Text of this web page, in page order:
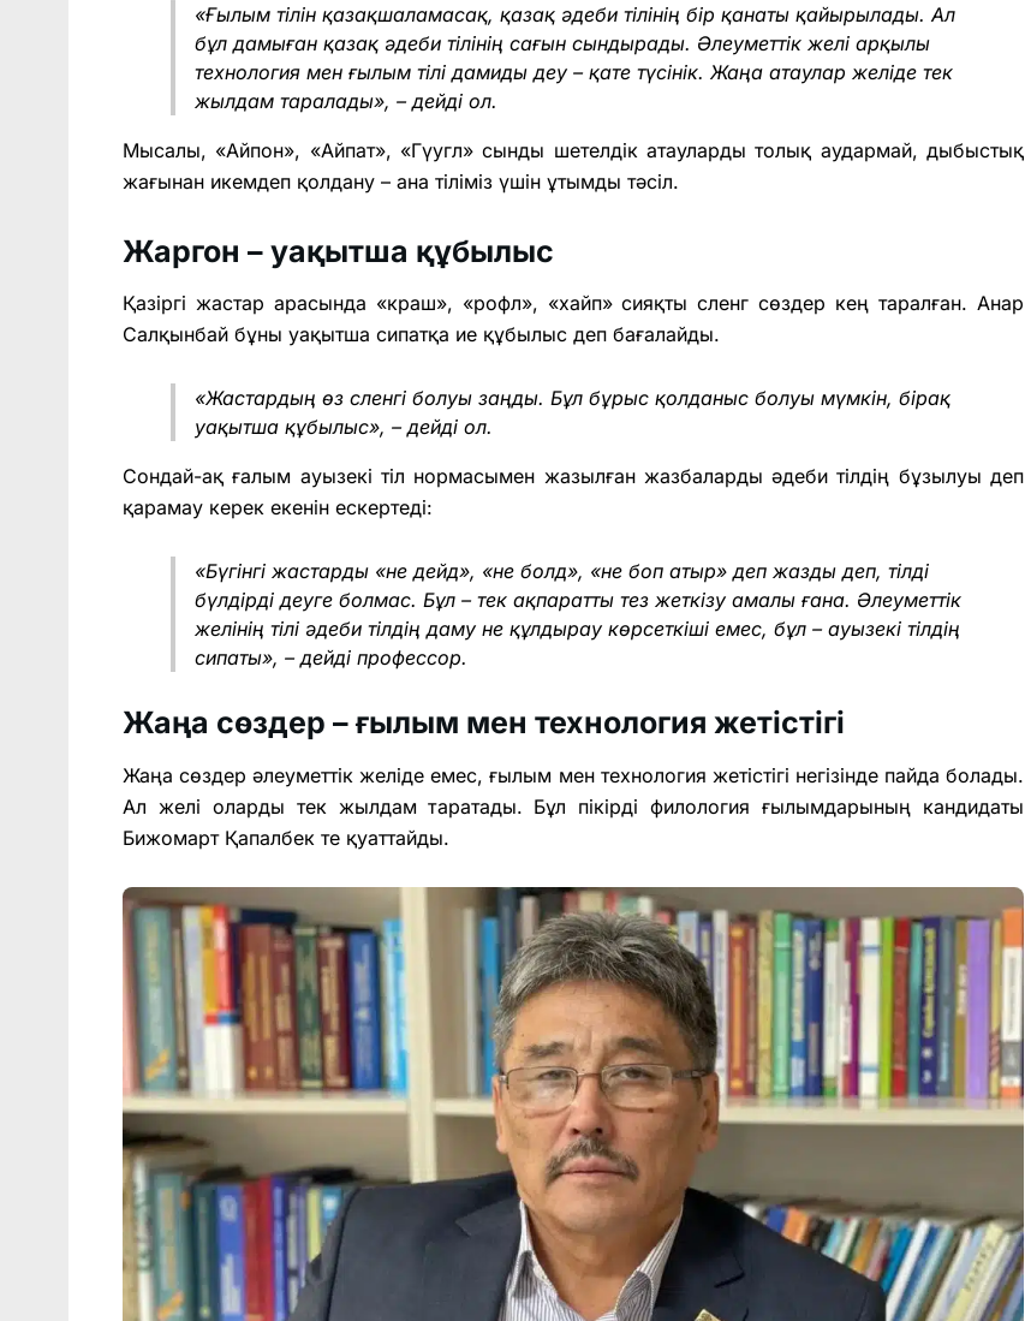
«Ғылым тілін қазақшаламасақ, қазақ әдеби тілінің бір қанаты қайырылады. Ал
бұл дамыған қазақ әдеби тілінің сағын сындырады. Әлеуметтік желі арқылы
технология мен ғылым тілі дамиды деу – қате түсінік. Жаңа атаулар желіде тек
жылдам таралады», – дейді ол.
Мысалы, «Айпон», «Айпат», «Гүугл» сынды шетелдік атауларды толық аудармай, дыбыстық
жағынан икемдеп қолдану – ана тіліміз үшін ұтымды тәсіл.
Жаргон – уақытша құбылыс
Қазіргі жастар арасында «краш», «рофл», «хайп» сияқты сленг сөздер кең таралған. Анар
Салқынбай бұны уақытша сипатқа ие құбылыс деп бағалайды.
«Жастардың өз сленгі болуы заңды. Бұл бұрыс қолданыс болуы мүмкін, бірақ
уақытша құбылыс», – дейді ол.
Сондай-ақ ғалым ауызекі тіл нормасымен жазылған жазбаларды әдеби тілдің бұзылуы деп
қарамау керек екенін ескертеді:
«Бүгінгі жастарды «не дейд», «не болд», «не боп атыр» деп жазды деп, тілді
бүлдірді деуге болмас. Бұл – тек ақпаратты тез жеткізу амалы ғана. Әлеуметтік
желінің тілі әдеби тілдің даму не құлдырау көрсеткіші емес, бұл – ауызекі тілдің
сипаты», – дейді профессор.
Жаңа сөздер – ғылым мен технология жетістігі
Жаңа сөздер әлеуметтік желіде емес, ғылым мен технология жетістігі негізінде пайда болады.
Ал желі оларды тек жылдам таратады. Бұл пікірді филология ғылымдарының кандидаты
Бижомарт Қапалбек те қуаттайды.